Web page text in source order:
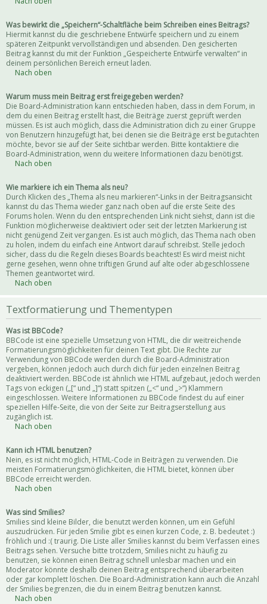
Was bewirkt die „Speichern“-Schaltfläche beim Schreiben eines Beitrags?
Hiermit kannst du die geschriebene Entwürfe speichern und zu einem
späteren Zeitpunkt vervollständigen und absenden. Den gesicherten
Beitrag kannst du mit der Funktion „Gespeicherte Entwürfe verwalten“ in
deinem persönlichen Bereich erneut laden.
Nach oben
Warum muss mein Beitrag erst freigegeben werden?
Die Board-Administration kann entschieden haben, dass in dem Forum, in
dem du einen Beitrag erstellt hast, die Beiträge zuerst geprüft werden
müssen. Es ist auch möglich, dass die Administration dich zu einer Gruppe
von Benutzern hinzugefügt hat, bei denen sie die Beiträge erst begutachten
möchte, bevor sie auf der Seite sichtbar werden. Bitte kontaktiere die
Board-Administration, wenn du weitere Informationen dazu benötigst.
Nach oben
Wie markiere ich ein Thema als neu?
Durch Klicken des „Thema als neu markieren“-Links in der Beitragsansicht
kannst du das Thema wieder ganz nach oben auf die erste Seite des
Forums holen. Wenn du den entsprechenden Link nicht siehst, dann ist die
Funktion möglicherweise deaktiviert oder seit der letzten Markierung ist
nicht genügend Zeit vergangen. Es ist auch möglich, das Thema nach oben
zu holen, indem du einfach eine Antwort darauf schreibst. Stelle jedoch
sicher, dass du die Regeln dieses Boards beachtest! Es wird meist nicht
gerne gesehen, wenn ohne triftigen Grund auf alte oder abgeschlossene
Themen geantwortet wird.
Nach oben
Textformatierung und Thementypen
Was ist BBCode?
BBCode ist eine spezielle Umsetzung von HTML, die dir weitreichende
Formatierungsmöglichkeiten für deinen Text gibt. Die Rechte zur
Verwendung von BBCode werden durch die Board-Administration
vergeben, können jedoch auch durch dich für jeden einzelnen Beitrag
deaktiviert werden. BBCode ist ähnlich wie HTML aufgebaut, jedoch werden
Tags von eckigen („[“ und „]“) statt spitzen („<“ und „>“) Klammern
eingeschlossen. Weitere Informationen zu BBCode findest du auf einer
speziellen Hilfe-Seite, die von der Seite zur Beitragserstellung aus
zugänglich ist.
Nach oben
Kann ich HTML benutzen?
Nein, es ist nicht möglich, HTML-Code in Beiträgen zu verwenden. Die
meisten Formatierungsmöglichkeiten, die HTML bietet, können über
BBCode erreicht werden.
Nach oben
Was sind Smilies?
Smilies sind kleine Bilder, die benutzt werden können, um ein Gefühl
auszudrücken. Für jeden Smilie gibt es einen kurzen Code, z. B. bedeutet :)
fröhlich und :( traurig. Die Liste aller Smilies kannst du beim Verfassen eines
Beitrags sehen. Versuche bitte trotzdem, Smilies nicht zu häufig zu
benutzen, sie können einen Beitrag schnell unlesbar machen und ein
Moderator könnte deshalb deinen Beitrag entsprechend überarbeiten
oder gar komplett löschen. Die Board-Administration kann auch die Anzahl
der Smilies begrenzen, die du in einem Beitrag benutzen kannst.
Nach oben